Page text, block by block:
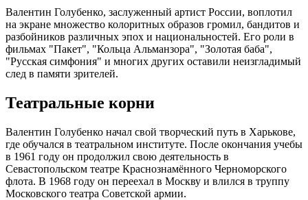
Валентин Голубенко, заслуженный артист России, воплотил
на экране множество колоритных образов громил, бандитов и
разбойников различных эпох и национальностей. Его роли в
фильмах "Пакет", "Кольца Альманзора", "Золотая баба",
"Русская симфония" и многих других оставили неизгладимый
след в памяти зрителей.
Театральные корни
Валентин Голубенко начал свой творческий путь в Харькове,
где обучался в театральном институте. После окончания учебы
в 1961 году он продолжил свою деятельность в
Севастопольском театре Краснознамённого Черноморского
флота. В 1968 году он переехал в Москву и влился в труппу
Московского театра Советской армии.